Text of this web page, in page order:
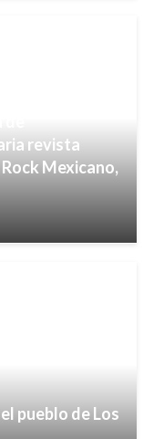
revista
Mexicano,
pueblo de Los